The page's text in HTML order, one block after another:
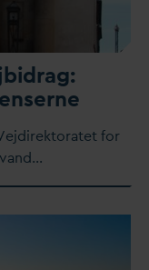
for
vand…